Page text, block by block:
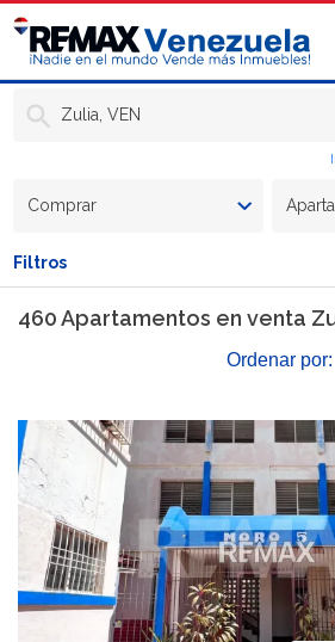
Zulia, VEN
Comprar
Filtros
460 Apartamentos en venta
Ordenar por: